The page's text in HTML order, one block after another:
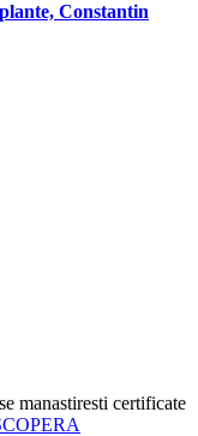
Constantin
manastiresti certificate